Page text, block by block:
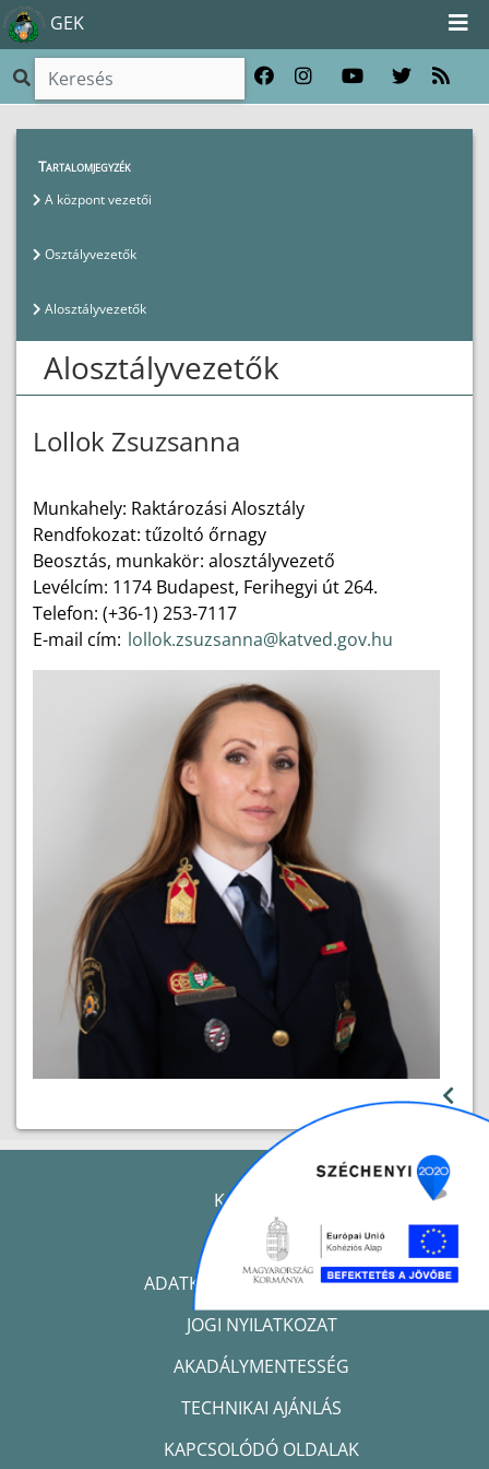
GEK
Magunkról
Tartalomjegyzék
A központ vezetői
Osztályvezetők
Alosztályvezetők
Alosztályvezetők
Lollok Zsuzsanna
Munkahely: Raktározási Alosztály
Rendfokozat: tűzoltó őrnagy
Beosztás, munkakör: alosztályvezető
Levélcím: 1174 Budapest, Ferihegyi út 264.
Telefon: (+36-1) 253-7117
E-mail cím: lollok.zsuzsanna@katved.gov.hu
KAPCSOLAT
IMPRESSZUM
ADATKEZELÉSI TÁJÉKOZTATÓ
JOGI NYILATKOZAT
AKADÁLYMENTESSÉG
TECHNIKAI AJÁNLÁS
KAPCSOLÓDÓ OLDALAK